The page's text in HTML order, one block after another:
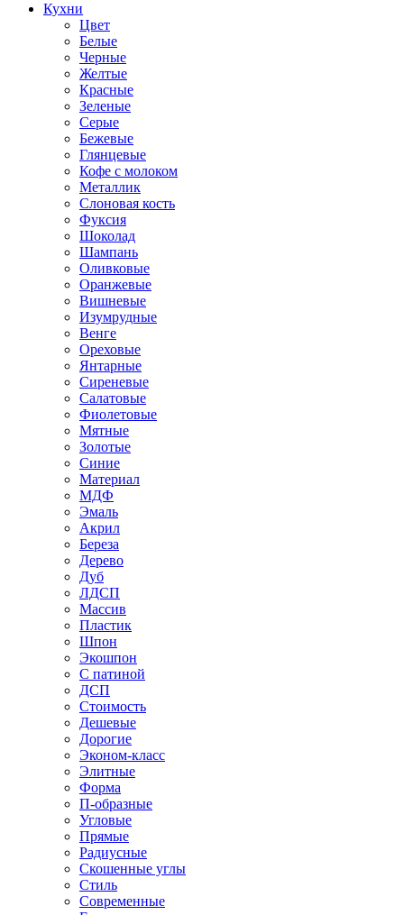
Кухни
Цвет
Белые
Черные
Желтые
Красные
Зеленые
Серые
Бежевые
Глянцевые
Кофе с молоком
Металлик
Слоновая кость
Фуксия
Шоколад
Шампань
Оливковые
Оранжевые
Вишневые
Изумрудные
Венге
Ореховые
Янтарные
Сиреневые
Салатовые
Фиолетовые
Мятные
Золотые
Синие
Материал
МДФ
Эмаль
Акрил
Береза
Дерево
Дуб
ЛДСП
Массив
Пластик
Шпон
Экошпон
С патиной
ДСП
Стоимость
Дешевые
Дорогие
Эконом-класс
Элитные
Форма
П-образные
Угловые
Прямые
Радиусные
Скошенные углы
Стиль
Современные